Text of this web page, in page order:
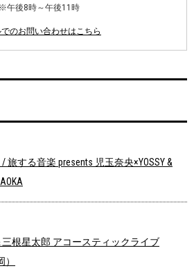
※午後8時～午後11時
でのお問い合わせはこちら
旅する音楽 presents 児玉奈央×YOSSY &
三根星太郎 アコースティックライブ
）